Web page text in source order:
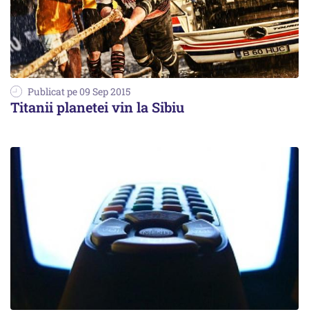
Publicat pe 09 Sep 2015
Titanii planetei vin la Sibiu